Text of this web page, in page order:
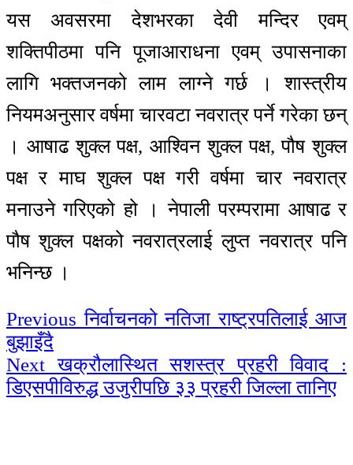
यस अवसरमा देशभरका देवी मन्दिर एवम्
शक्तिपीठमा पनि पूजाआराधना एवम् उपासनाका
लागि भक्तजनको लाम लाग्ने गर्छ । शास्त्रीय
नियमअनुसार वर्षमा चारवटा नवरात्र पर्ने गरेका छन्
। आषाढ शुक्ल पक्ष, आश्विन शुक्ल पक्ष, पौष शुक्ल
पक्ष र माघ शुक्ल पक्ष गरी वर्षमा चार नवरात्र
मनाउने गरिएको हो । नेपाली परम्परामा आषाढ र
पौष शुक्ल पक्षको नवरात्रलाई लुप्त नवरात्र पनि
भनिन्छ ।
Continue
Reading
Previous निर्वाचनको नतिजा राष्ट्रपतिलाई आज
बुझाइँदै
Next खक्रौलास्थित सशस्त्र प्रहरी विवाद :
डिएसपीविरुद्ध उजुरीपछि ३३ प्रहरी जिल्ला तानिए